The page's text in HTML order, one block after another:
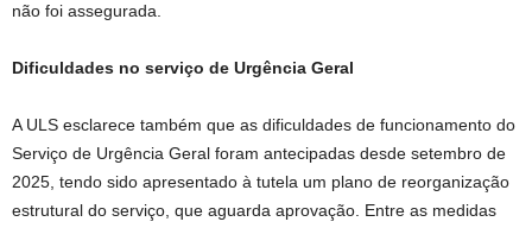
não foi assegurada.
Dificuldades no serviço de Urgência Geral
A ULS esclarece também que as dificuldades de funcionamento do
Serviço de Urgência Geral foram antecipadas desde setembro de
2025, tendo sido apresentado à tutela um plano de reorganização
estrutural do serviço, que aguarda aprovação. Entre as medidas